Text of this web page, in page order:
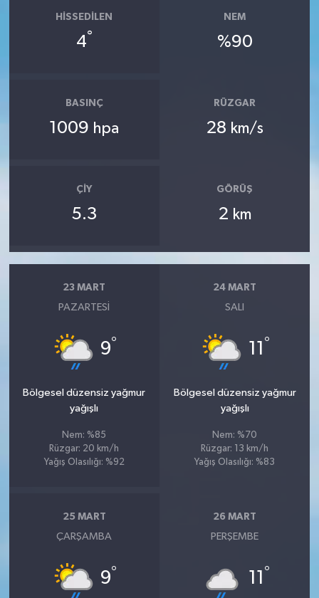
HISSEDILEN
4°
NEM
%90
BASINÇ
1009 hpa
RÜZGAR
28 km/s
ÇIY
5.3
GÖRÜŞ
2 km
23 MART
PAZARTESI
9°
Bölgesel düzensiz yağmur
yağışlı
Nem: %85
Rüzgar: 20 km/h
Yağış Olasılığı: %92
24 MART
SALI
11 °
Bölgesel düzensiz yağmur
yağışlı
Nem: %70
Rüzgar: 13 km/h
Yağış Olasılığı: %83
25 MART
ÇARŞAMBA
9°
26 MART
PERŞEMBE
11 °